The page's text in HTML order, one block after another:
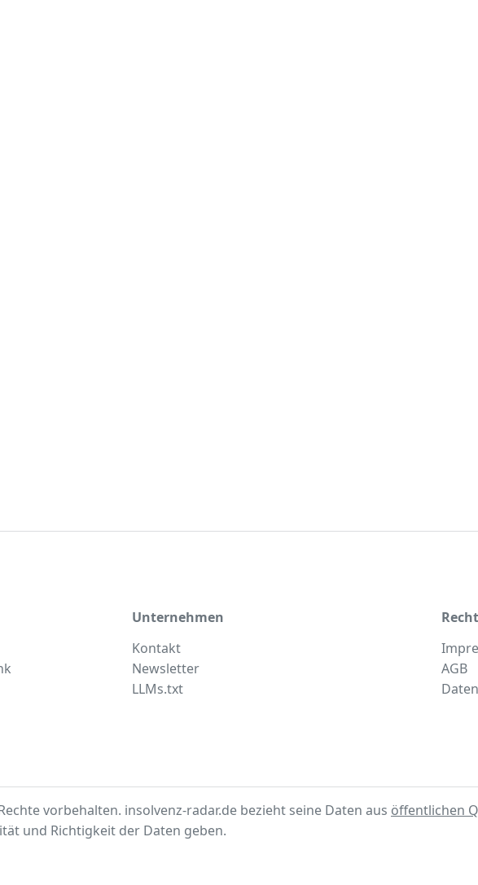
Unternehmen
Kontakt
Newsletter
LLMs.txt
AGB
vorbehalten. insolvenz-radar.de bezieht seine Daten aus öffentlichen
und Richtigkeit der Daten geben.